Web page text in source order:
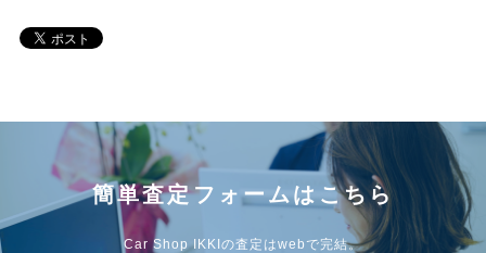
簡単査定フォームはこちら
Car Shop IKKIの査定はwebで完結。